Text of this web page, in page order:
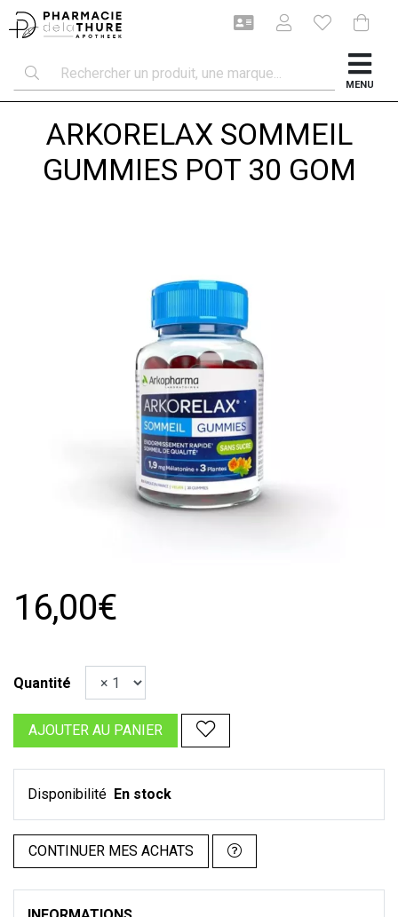
MENU
ARKORELAX SOMMEIL
GUMMIES POT 30 GOM
16,00€
Quantité
AJOUTER AU PANIER
Disponibilité En stock
CONTINUER MES ACHATS